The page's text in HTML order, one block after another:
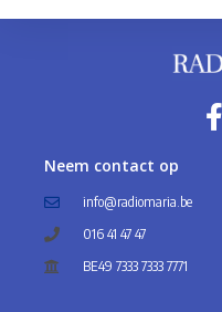
Neem contact op
info@radiomaria.be
016 41 47 47
BE49 7333 7333 7771